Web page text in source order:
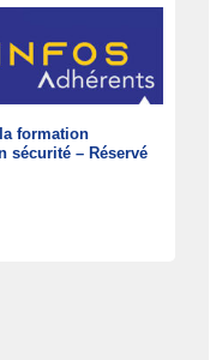
formation
sécurité – Réservé